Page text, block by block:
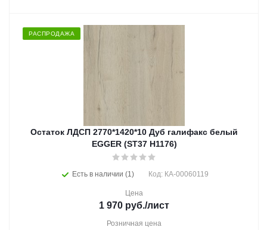
РАСПРОДАЖА
Остаток ЛДСП 2770*1420*10 Дуб галифакс белый
EGGER (ST37 H1176)
Есть в наличии (1) Код: КА-00060119
Цена
1 970 руб./лист
Розничная цена